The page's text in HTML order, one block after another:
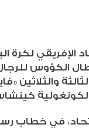
الإفريقي لكرة
الكؤوس
والثلاثين
كينشاسا خلال